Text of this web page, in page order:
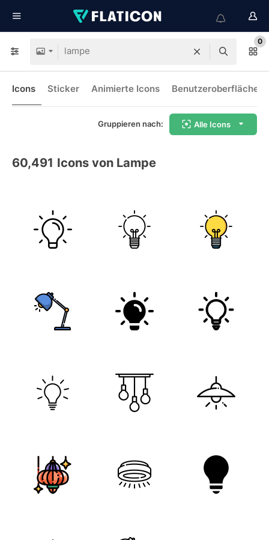
0
Icons Sticker Animierte Icons
Gruppieren nach: Alle Icons
60,491 Icons von Lampe